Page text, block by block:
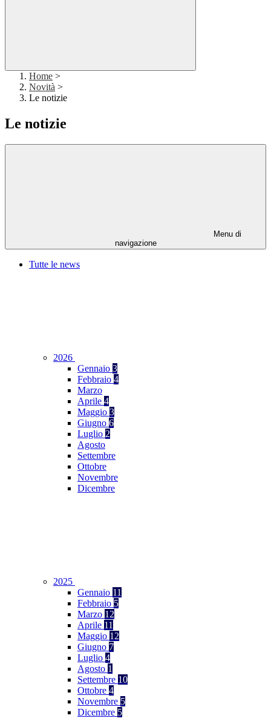
Home >
Novità >
Le notizie
Le notizie
Menu di
navigazione
Tutte le news
2026
Gennaio 3
Febbraio 4
Marzo
Aprile 4
Maggio 3
Giugno 6
Luglio 2
Agosto
Settembre
Ottobre
Novembre
Dicembre
2025
Gennaio 11
Febbraio 5
Marzo 12
Aprile 11
Maggio 12
Giugno 7
Luglio 4
Agosto 1
Settembre 10
Ottobre 4
Novembre 5
Dicembre 5